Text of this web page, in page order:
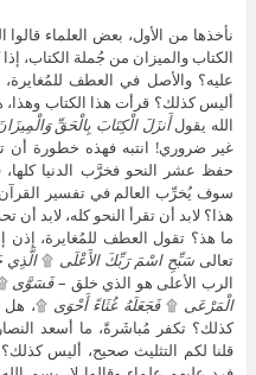
نأخذها من الأول، بعض العلماء
الكتاب والميزان من جُملة الكتاب،
عليه؟ والأصل في العطف
أليس كذلك؟ قرأت هذا الكتاب وهذا،
الله يقولأَنزَلَ الْكِتَابَ بِالْحَقِّ
غير ضروري! انتبه فهذه خطورة أن
حفظ عشر النحو فخرَّب الدنيا
سوف يُخرِّب العالم في تفسير القرآن
هذا؟ لابد أن تقرأ النحو كله، لابد أن
ما هذ؟ تقول العطف للمُغايرة، إذن
تعالىسَبِّحِ اسْمَ رَبِّكَ الأَعْلَى ۩الَّذِي
الرب الأعلى هو الذي خلق –فَسَوَّى
الْمَرْعَى ۩فَجَعَلَهُ غُثَاءً أَحْوَى۩، هل
كذلك؟ تكفر مُباشَرةً، ما أسعد
قلنا لكم التثليث صحيح، أليس